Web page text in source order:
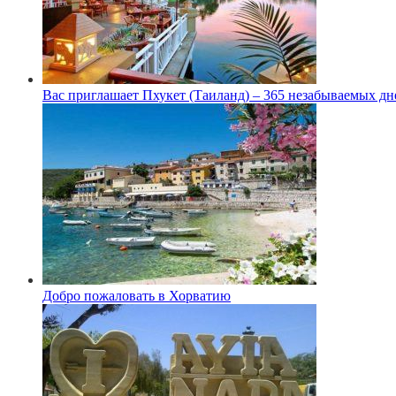
Вас приглашает Пхукет (Таиланд) – 365 незабываемых
Добро пожаловать в Хорватию